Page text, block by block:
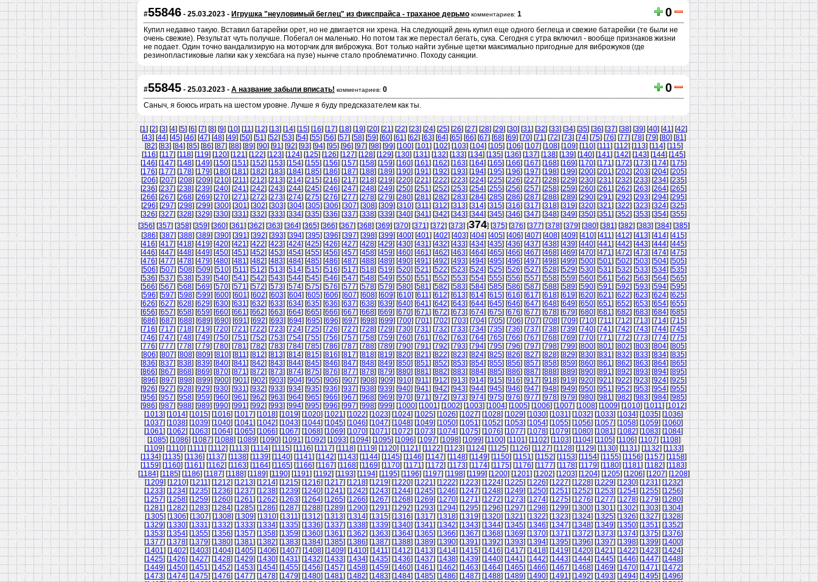
#55846 - 25.03.2023 - Игрушка "неуловимый беглец" из фикспрайса - траханое дерьмо комментариев: 1 0
Купил недавно такую. Вставил батарейки орет, но не двигается ни хрена. На следующий день купил еще одного беглеца и свежие батарейки (те были не
очень свежие). Результат чуть получше. Побегал он маленько. Но потом так же перестал бегать, сука. Сегодня с утра включил - вообще признаков жизни
не подает. Один точно вандализирую на моторчик для виброжука. Вот только найти зубные щетки максимально пригодные для виброжуков (где
резинопластиковые лапки как у хексбага на пузе) нынче стало проблематично. Походу санкции.
#55845 - 25.03.2023 - А название забыли вписать! комментариев: 0 0
Саныч, я боюсь играть на шестом уровне. Лучше я буду предсказателем как ты.
[1] [2] [3] [4] [5] [6] [7] [8] [9] [10] [11] [12] [13] [14] [15] [16] [17] [18] [19] [20] [21] [22] [23] [24] [25] [26] [27] [28] [29] [30] [31] [32] [33] [34] [35] [36] [37] [38] [39] [40] [41] [42]
[43] [44] [45] [46] [47] [48] [49] [50] [51] [52] [53] [54] [55] [56] [57] [58] [59] [60] [61] [62] [63] [64] [65] [66] [67] [68] [69] [70] [71] [72] [73] [74] [75] [76] [77] [78] [79] [80] [81]
[82] [83] [84] [85] [86] [87] [88] [89] [90] [91] [92] [93] [94] [95] [96] [97] [98] [99] [100] [101] [102] [103] [104] [105] [106] [107] [108] [109] [110] [111] [112] [113] [114] [115]
[116] [117] [118] [119] [120] [121] [122] [123] [124] [125] [126] [127] [128] [129] [130] [131] [132] [133] [134] [135] [136] [137] [138] [139] [140] [141] [142] [143] [144] [145]
[146] [147] [148] [149] [150] [151] [152] [153] [154] [155] [156] [157] [158] [159] [160] [161] [162] [163] [164] [165] [166] [167] [168] [169] [170] [171] [172] [173] [174] [175]
[176] [177] [178] [179] [180] [181] [182] [183] [184] [185] [186] [187] [188] [189] [190] [191] [192] [193] [194] [195] [196] [197] [198] [199] [200] [201] [202] [203] [204] [205]
[206] [207] [208] [209] [210] [211] [212] [213] [214] [215] [216] [217] [218] [219] [220] [221] [222] [223] [224] [225] [226] [227] [228] [229] [230] [231] [232] [233] [234] [235]
[236] [237] [238] [239] [240] [241] [242] [243] [244] [245] [246] [247] [248] [249] [250] [251] [252] [253] [254] [255] [256] [257] [258] [259] [260] [261] [262] [263] [264] [265]
[266] [267] [268] [269] [270] [271] [272] [273] [274] [275] [276] [277] [278] [279] [280] [281] [282] [283] [284] [285] [286] [287] [288] [289] [290] [291] [292] [293] [294] [295]
[296] [297] [298] [299] [300] [301] [302] [303] [304] [305] [306] [307] [308] [309] [310] [311] [312] [313] [314] [315] [316] [317] [318] [319] [320] [321] [322] [323] [324] [325]
[326] [327] [328] [329] [330] [331] [332] [333] [334] [335] [336] [337] [338] [339] [340] [341] [342] [343] [344] [345] [346] [347] [348] [349] [350] [351] [352] [353] [354] [355]
[356] [357] [358] [359] [360] [361] [362] [363] [364] [365] [366] [367] [368] [369] [370] [371] [372] [373] [374] [375] [376] [377] [378] [379] [380] [381] [382] [383] [384] [385]
[386] [387] [388] [389] [390] [391] [392] [393] [394] [395] [396] [397] [398] [399] [400] [401] [402] [403] [404] [405] [406] [407] [408] [409] [410] [411] [412] [413] [414] [415]
[416] [417] [418] [419] [420] [421] [422] [423] [424] [425] [426] [427] [428] [429] [430] [431] [432] [433] [434] [435] [436] [437] [438] [439] [440] [441] [442] [443] [444] [445]
[446] [447] [448] [449] [450] [451] [452] [453] [454] [455] [456] [457] [458] [459] [460] [461] [462] [463] [464] [465] [466] [467] [468] [469] [470] [471] [472] [473] [474] [475]
[476] [477] [478] [479] [480] [481] [482] [483] [484] [485] [486] [487] [488] [489] [490] [491] [492] [493] [494] [495] [496] [497] [498] [499] [500] [501] [502] [503] [504] [505]
[506] [507] [508] [509] [510] [511] [512] [513] [514] [515] [516] [517] [518] [519] [520] [521] [522] [523] [524] [525] [526] [527] [528] [529] [530] [531] [532] [533] [534] [535]
[536] [537] [538] [539] [540] [541] [542] [543] [544] [545] [546] [547] [548] [549] [550] [551] [552] [553] [554] [555] [556] [557] [558] [559] [560] [561] [562] [563] [564] [565]
[566] [567] [568] [569] [570] [571] [572] [573] [574] [575] [576] [577] [578] [579] [580] [581] [582] [583] [584] [585] [586] [587] [588] [589] [590] [591] [592] [593] [594] [595]
[596] [597] [598] [599] [600] [601] [602] [603] [604] [605] [606] [607] [608] [609] [610] [611] [612] [613] [614] [615] [616] [617] [618] [619] [620] [621] [622] [623] [624] [625]
[626] [627] [628] [629] [630] [631] [632] [633] [634] [635] [636] [637] [638] [639] [640] [641] [642] [643] [644] [645] [646] [647] [648] [649] [650] [651] [652] [653] [654] [655]
[656] [657] [658] [659] [660] [661] [662] [663] [664] [665] [666] [667] [668] [669] [670] [671] [672] [673] [674] [675] [676] [677] [678] [679] [680] [681] [682] [683] [684] [685]
[686] [687] [688] [689] [690] [691] [692] [693] [694] [695] [696] [697] [698] [699] [700] [701] [702] [703] [704] [705] [706] [707] [708] [709] [710] [711] [712] [713] [714] [715]
[716] [717] [718] [719] [720] [721] [722] [723] [724] [725] [726] [727] [728] [729] [730] [731] [732] [733] [734] [735] [736] [737] [738] [739] [740] [741] [742] [743] [744] [745]
[746] [747] [748] [749] [750] [751] [752] [753] [754] [755] [756] [757] [758] [759] [760] [761] [762] [763] [764] [765] [766] [767] [768] [769] [770] [771] [772] [773] [774] [775]
[776] [777] [778] [779] [780] [781] [782] [783] [784] [785] [786] [787] [788] [789] [790] [791] [792] [793] [794] [795] [796] [797] [798] [799] [800] [801] [802] [803] [804] [805]
[806] [807] [808] [809] [810] [811] [812] [813] [814] [815] [816] [817] [818] [819] [820] [821] [822] [823] [824] [825] [826] [827] [828] [829] [830] [831] [832] [833] [834] [835]
[836] [837] [838] [839] [840] [841] [842] [843] [844] [845] [846] [847] [848] [849] [850] [851] [852] [853] [854] [855] [856] [857] [858] [859] [860] [861] [862] [863] [864] [865]
[866] [867] [868] [869] [870] [871] [872] [873] [874] [875] [876] [877] [878] [879] [880] [881] [882] [883] [884] [885] [886] [887] [888] [889] [890] [891] [892] [893] [894] [895]
[896] [897] [898] [899] [900] [901] [902] [903] [904] [905] [906] [907] [908] [909] [910] [911] [912] [913] [914] [915] [916] [917] [918] [919] [920] [921] [922] [923] [924] [925]
[926] [927] [928] [929] [930] [931] [932] [933] [934] [935] [936] [937] [938] [939] [940] [941] [942] [943] [944] [945] [946] [947] [948] [949] [950] [951] [952] [953] [954] [955]
[956] [957] [958] [959] [960] [961] [962] [963] [964] [965] [966] [967] [968] [969] [970] [971] [972] [973] [974] [975] [976] [977] [978] [979] [980] [981] [982] [983] [984] [985]
[986] [987] [988] [989] [990] [991] [992] [993] [994] [995] [996] [997] [998] [999] [1000] [1001] [1002] [1003] [1004] [1005] [1006] [1007] [1008] [1009] [1010] [1011] [1012]
[1013] [1014] [1015] [1016] [1017] [1018] [1019] [1020] [1021] [1022] [1023] [1024] [1025] [1026] [1027] [1028] [1029] [1030] [1031] [1032] [1033] [1034] [1035] [1036]
[1037] [1038] [1039] [1040] [1041] [1042] [1043] [1044] [1045] [1046] [1047] [1048] [1049] [1050] [1051] [1052] [1053] [1054] [1055] [1056] [1057] [1058] [1059] [1060]
[1061] [1062] [1063] [1064] [1065] [1066] [1067] [1068] [1069] [1070] [1071] [1072] [1073] [1074] [1075] [1076] [1077] [1078] [1079] [1080] [1081] [1082] [1083] [1084]
[1085] [1086] [1087] [1088] [1089] [1090] [1091] [1092] [1093] [1094] [1095] [1096] [1097] [1098] [1099] [1100] [1101] [1102] [1103] [1104] [1105] [1106] [1107] [1108]
[1109] [1110] [1111] [1112] [1113] [1114] [1115] [1116] [1117] [1118] [1119] [1120] [1121] [1122] [1123] [1124] [1125] [1126] [1127] [1128] [1129] [1130] [1131] [1132] [1133]
[1134] [1135] [1136] [1137] [1138] [1139] [1140] [1141] [1142] [1143] [1144] [1145] [1146] [1147] [1148] [1149] [1150] [1151] [1152] [1153] [1154] [1155] [1156] [1157] [1158]
[1159] [1160] [1161] [1162] [1163] [1164] [1165] [1166] [1167] [1168] [1169] [1170] [1171] [1172] [1173] [1174] [1175] [1176] [1177] [1178] [1179] [1180] [1181] [1182] [1183]
[1184] [1185] [1186] [1187] [1188] [1189] [1190] [1191] [1192] [1193] [1194] [1195] [1196] [1197] [1198] [1199] [1200] [1201] [1202] [1203] [1204] [1205] [1206] [1207] [1208]
[1209] [1210] [1211] [1212] [1213] [1214] [1215] [1216] [1217] [1218] [1219] [1220] [1221] [1222] [1223] [1224] [1225] [1226] [1227] [1228] [1229] [1230] [1231] [1232]
[1233] [1234] [1235] [1236] [1237] [1238] [1239] [1240] [1241] [1242] [1243] [1244] [1245] [1246] [1247] [1248] [1249] [1250] [1251] [1252] [1253] [1254] [1255] [1256]
[1257] [1258] [1259] [1260] [1261] [1262] [1263] [1264] [1265] [1266] [1267] [1268] [1269] [1270] [1271] [1272] [1273] [1274] [1275] [1276] [1277] [1278] [1279] [1280]
[1281] [1282] [1283] [1284] [1285] [1286] [1287] [1288] [1289] [1290] [1291] [1292] [1293] [1294] [1295] [1296] [1297] [1298] [1299] [1300] [1301] [1302] [1303] [1304]
[1305] [1306] [1307] [1308] [1309] [1310] [1311] [1312] [1313] [1314] [1315] [1316] [1317] [1318] [1319] [1320] [1321] [1322] [1323] [1324] [1325] [1326] [1327] [1328]
[1329] [1330] [1331] [1332] [1333] [1334] [1335] [1336] [1337] [1338] [1339] [1340] [1341] [1342] [1343] [1344] [1345] [1346] [1347] [1348] [1349] [1350] [1351] [1352]
[1353] [1354] [1355] [1356] [1357] [1358] [1359] [1360] [1361] [1362] [1363] [1364] [1365] [1366] [1367] [1368] [1369] [1370] [1371] [1372] [1373] [1374] [1375] [1376]
[1377] [1378] [1379] [1380] [1381] [1382] [1383] [1384] [1385] [1386] [1387] [1388] [1389] [1390] [1391] [1392] [1393] [1394] [1395] [1396] [1397] [1398] [1399] [1400]
[1401] [1402] [1403] [1404] [1405] [1406] [1407] [1408] [1409] [1410] [1411] [1412] [1413] [1414] [1415] [1416] [1417] [1418] [1419] [1420] [1421] [1422] [1423] [1424]
[1425] [1426] [1427] [1428] [1429] [1430] [1431] [1432] [1433] [1434] [1435] [1436] [1437] [1438] [1439] [1440] [1441] [1442] [1443] [1444] [1445] [1446] [1447] [1448]
[1449] [1450] [1451] [1452] [1453] [1454] [1455] [1456] [1457] [1458] [1459] [1460] [1461] [1462] [1463] [1464] [1465] [1466] [1467] [1468] [1469] [1470] [1471] [1472]
[1473] [1474] [1475] [1476] [1477] [1478] [1479] [1480] [1481] [1482] [1483] [1484] [1485] [1486] [1487] [1488] [1489] [1490] [1491] [1492] [1493] [1494] [1495] [1496]